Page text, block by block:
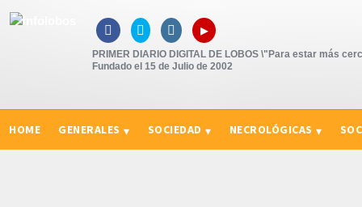
   ▸
PRIMER DIARIO DIGITAL DE LOBOS \"Para estar más
Fundado el 15 de Julio de 2002
HOME GENERALES SOCIEDAD NECROLÓGICAS